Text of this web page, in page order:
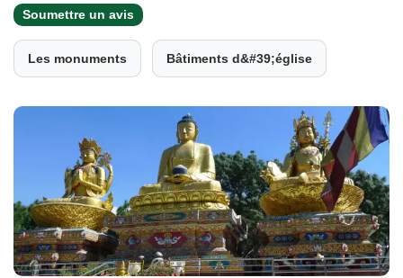
Soumettre un avis
Les monuments Bâtiments d&#39;église